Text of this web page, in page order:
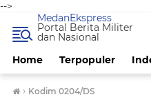
-->
Home Terpopuler
MedanEkspress
Portal Berita Militer
dan Nasional
› Kodim 0204/DS